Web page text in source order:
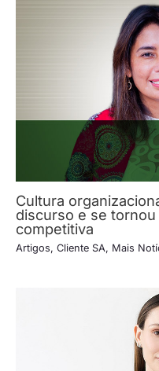
Cultura
discurso e se tornou
competitiva
Artigos, Cliente SA, Mais